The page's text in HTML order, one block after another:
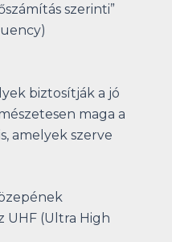
szerinti”
biztosítják a jó
maga a
amelyek szerve
UHF (Ultra High